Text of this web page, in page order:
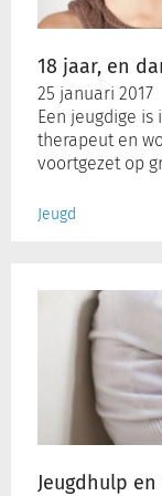
18 jaar, en
25 januari 2017
Een jeugdige
therapeut en
voortgezet op
Jeugd
Jeugdhulp
vechtende